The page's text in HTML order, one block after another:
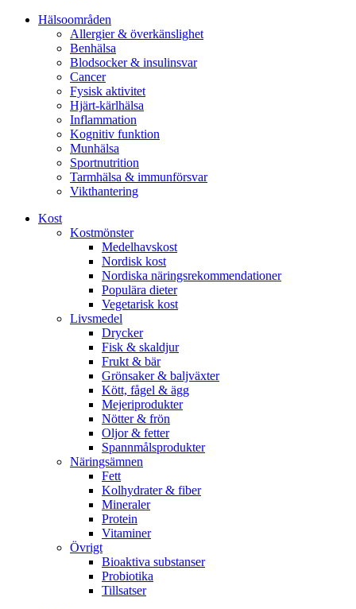
Hälsoområden
Allergier & överkänslighet
Benhälsa
Blodsocker & insulinsvar
Cancer
Fysisk aktivitet
Hjärt-kärlhälsa
Inflammation
Kognitiv funktion
Munhälsa
Sportnutrition
Tarmhälsa & immunförsvar
Vikthantering
Kost
Kostmönster
Medelhavskost
Nordisk kost
Nordiska näringsrekommendationer
Populära dieter
Vegetarisk kost
Livsmedel
Drycker
Fisk & skaldjur
Frukt & bär
Grönsaker & baljväxter
Kött, fågel & ägg
Mejeriprodukter
Nötter & frön
Oljor & fetter
Spannmålsprodukter
Näringsämnen
Fett
Kolhydrater & fiber
Mineraler
Protein
Vitaminer
Övrigt
Bioaktiva substanser
Probiotika
Tillsatser